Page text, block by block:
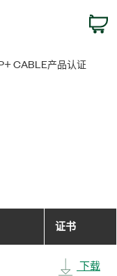
CABLE产品认证
证书
下载